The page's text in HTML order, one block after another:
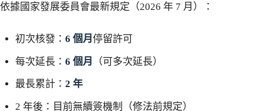
依據國家發展委員會最新規定（2026 年 7 月）：
初次核發： 6 個月 停留許可
每次延長： 6 個月 （可多次延長）
最長累計： 2 年
2 年後：目前無續簽機制（修法前規定）